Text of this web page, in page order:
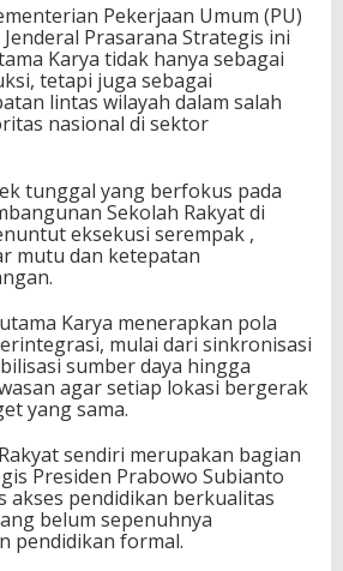
Pekerjaan Umum (PU)
Prasarana Strategis ini
Karya tidak hanya sebagai
tetapi juga sebagai
lintas wilayah dalam salah
nasional di sektor
tunggal yang berfokus pada
Sekolah Rakyat di
eksekusi serempak ,
mutu dan ketepatan
Karya menerapkan pola
mulai dari sinkronisasi
sumber daya hingga
agar setiap lokasi bergerak
yang sama.
sendiri merupakan bagian
Presiden Prabowo Subianto
akses pendidikan berkualitas
belum sepenuhnya
pendidikan formal.